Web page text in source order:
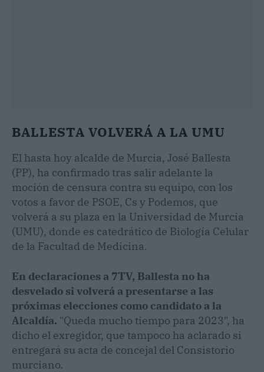
BALLESTA VOLVERÁ A LA UMU
El hasta hoy alcalde de Murcia, José Ballesta
(PP), ha confirmado tras salir adelante la
moción de censura contra su equipo, con los
votos a favor de PSOE, Cs y Podemos, que
volverá a su plaza en la Universidad de Murcia
(UMU), donde es catedrático de Biología Celular
de la Facultad de Medicina.
En declaraciones a 7TV, Ballesta no ha
desvelado si volverá a presentarse a las
próximas elecciones como candidato a la
Alcaldía. "Queda mucho tiempo para 2023", ha
dicho el exregidor, que tampoco ha aclarado si
entregará su acta de concejal del Consistorio
murciano.